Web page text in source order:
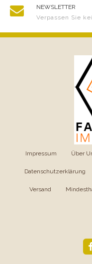
NEWSLETTER
Verpassen Sie
Impressum Über
Datenschutzerklärung
Versand